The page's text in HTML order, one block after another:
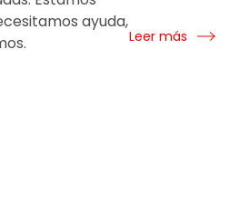
ayuda,
Leer más